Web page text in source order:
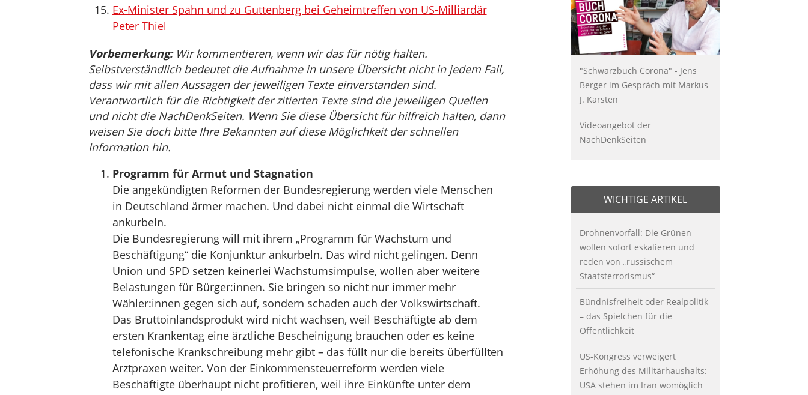
Ex-Minister Spahn und zu Guttenberg bei Geheimtreffen von US-Milliardär
Peter Thiel
Vorbemerkung:Wir kommentieren, wenn wir das für nötig halten.
Selbstverständlich bedeutet die Aufnahme in unsere Übersicht nicht in jedem Fall,
dass wir mit allen Aussagen der jeweiligen Texte einverstanden sind.
Verantwortlich für die Richtigkeit der zitierten Texte sind die jeweiligen Quellen
und nicht die NachDenkSeiten. Wenn Sie diese Übersicht für hilfreich halten, dann
weisen Sie doch bitte Ihre Bekannten auf diese Möglichkeit der schnellen
Information hin.
Programm für Armut und Stagnation
Die angekündigten Reformen der Bundesregierung werden viele Menschen
in Deutschland ärmer machen. Und dabei nicht einmal die Wirtschaft
ankurbeln.
Die Bundesregierung will mit ihrem „Programm für Wachstum und
Beschäftigung“ die Konjunktur ankurbeln. Das wird nicht gelingen. Denn
Union und SPD setzen keinerlei Wachstumsimpulse, wollen aber weitere
Belastungen für Bürger:innen. Sie bringen so nicht nur immer mehr
Wähler:innen gegen sich auf, sondern schaden auch der Volkswirtschaft.
Das Bruttoinlandsprodukt wird nicht wachsen, weil Beschäftigte ab dem
ersten Krankentag eine ärztliche Bescheinigung brauchen oder es keine
telefonische Krankschreibung mehr gibt – das füllt nur die bereits überfüllten
Arztpraxen weiter. Von der Einkommensteuerreform werden viele
Beschäftigte überhaupt nicht profitieren, weil ihre Einkünfte unter dem
"Schwarzbuch Corona" - Jens
Berger im Gespräch mit Markus
J. Karsten
Videoangebot der
NachDenkSeiten
WICHTIGE ARTIKEL
Drohnenvorfall: Die Grünen
wollen sofort eskalieren und
reden von „russischem
Staatsterrorismus“
Bündnisfreiheit oder Realpolitik
– das Spielchen für die
Öffentlichkeit
US-Kongress verweigert
Erhöhung des Militärhaushalts:
USA stehen im Iran womöglich